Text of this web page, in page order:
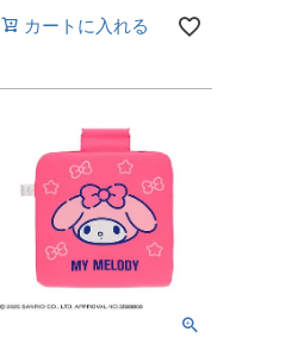
カートに入れる